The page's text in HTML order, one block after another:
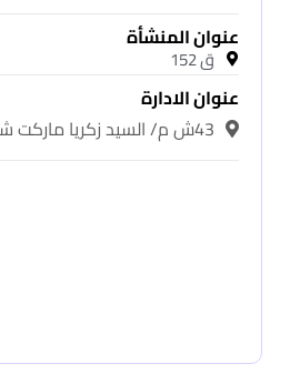
عنوان المنشأة
ق 152
عنوان الادارة
43ش م/ السيد زكريا ماركت شيراتون